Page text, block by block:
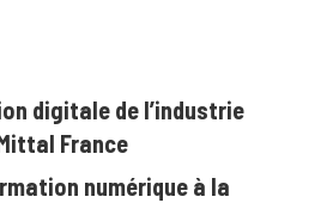
digitale de l’industrie
France
numérique à la